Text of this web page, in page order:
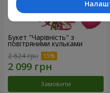
Букет "Чарівність" з
повітряними кульками
2 624 грн
Замовити